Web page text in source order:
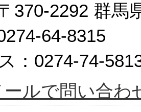
370-2292 群馬
64-8315
：0274-74-
ールで問い合わ